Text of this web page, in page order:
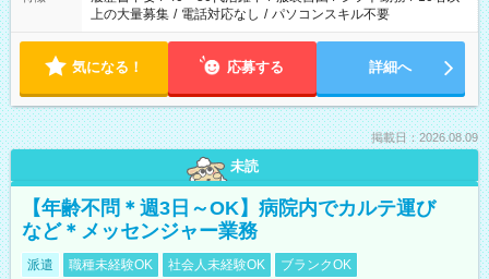
上の大量募集 / 電話対応なし / パソコンスキル不要
気になる！ 応募する 詳細へ
掲載日：2026.08.09
未読
【年齢不問＊週3日～OK】病院内でカルテ運び
など＊メッセンジャー業務
派遣 職種未経験OK 社会人未経験OK
ブランクOK